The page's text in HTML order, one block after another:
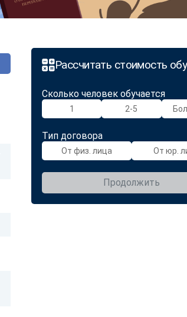
Рассчитать стоимость
Сколько человек обучается
1 2-5
Тип договора
От физ. лица От юр.
Продолжить